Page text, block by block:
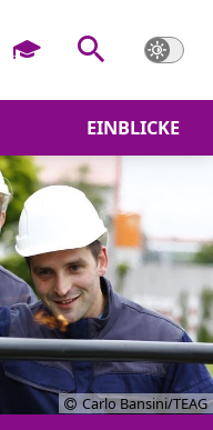
EINBLICKE
Carlo Bansini/TEAG